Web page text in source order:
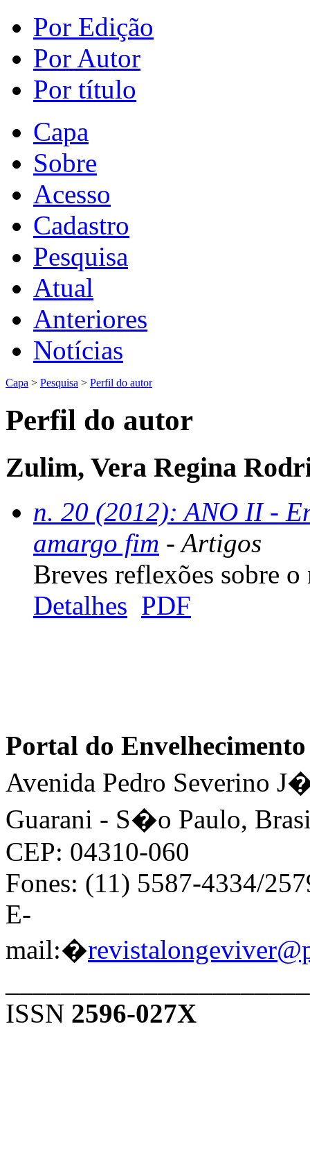
Por Edição
Por Autor
Por título
Capa
Sobre
Acesso
Cadastro
Pesquisa
Atual
Anteriores
Notícias
Capa > Pesquisa > Perfil do autor
Perfil do autor
Zulim, Vera Regina
n. 20 (2012): ANO II -
amargo fim - Artigos
Breves reflexões sobre
Detalhes PDF
Portal do
Avenida Pedro Severino
Guarani - S�o Paulo,
CEP: 04310-060
Fones: (11) 5587-4334/
E-
mail:�
ISSN 2596-027X